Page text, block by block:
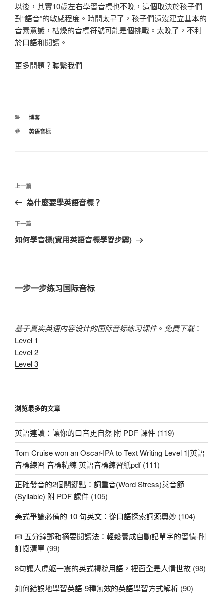
以後，其實10歲左右學習音標也不晚，這個取決於孩子們
對“語音”的敏感程度。時間太早了，孩子們還沒建立基本的
音素意識，枯燥的音標符號可能是個挑戰。太晚了，不利
於口語和閱讀。
更多問題？聯繫我們
分
博客
標
英语音标
文
導
覽
上
一
文
章
上一篇
為什麼要學英語音標？
下
一
下一篇
如何學音標(實用英語音標學習步驟)
一步一步练习国际音标
基于真实英语内容设计的国际音标练习课件。 免费下载：
Level 1
Level 2
Level 3
浏览最多的文章
英語連讀：讓你的口音更自然 附 PDF 課件 (119)
Tom Cruise won an Oscar-IPA to Text Writing Level 1|英語
音標練習 音標精練 英語音標練習紙pdf (111)
正確發音的2個關鍵點：詞重音(Word Stress)與音節
(Syllable) 附 PDF 課件 (105)
美式爭論必備的 10 句英文：從口語探索詞源奧妙 (104)
📧 五分鐘郵箱摘要閱讀法：輕鬆養成自動記單字的習慣-附
訂閱清單 (99)
8句讓人虎躯一震的英式禮貌用語，裡面全是人情世故 (98)
如何錯誤地學習英語-9種無效的英語學習方式解析 (90)